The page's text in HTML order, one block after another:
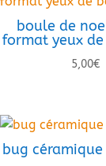
boule de
format yeux
5,00€
bug